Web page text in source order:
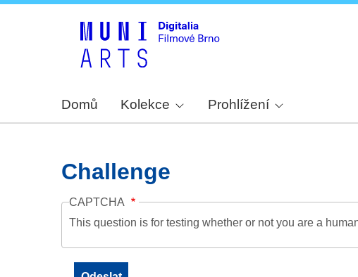
Domů Kolekce Prohlížení
Challenge
CAPTCHA
This question is for testing whether or not you are a